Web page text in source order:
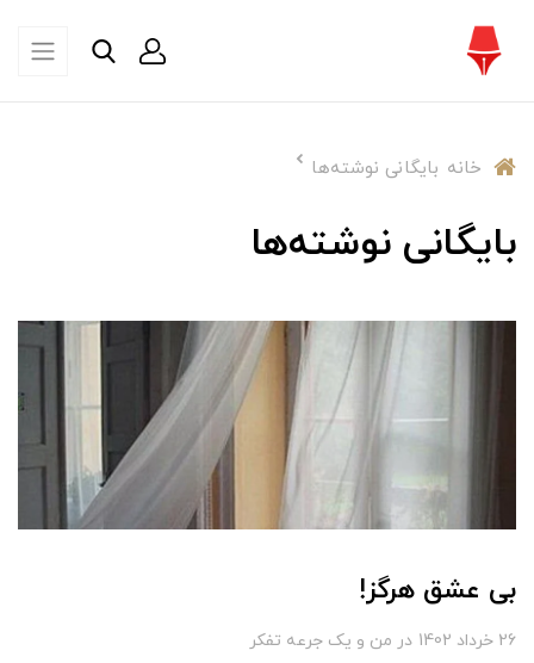
خانه بایگانی نوشته‌ها
بایگانی نوشته‌ها
بی عشق هرگز!
26 خرداد 1402 در من و یک جرعه تفکر